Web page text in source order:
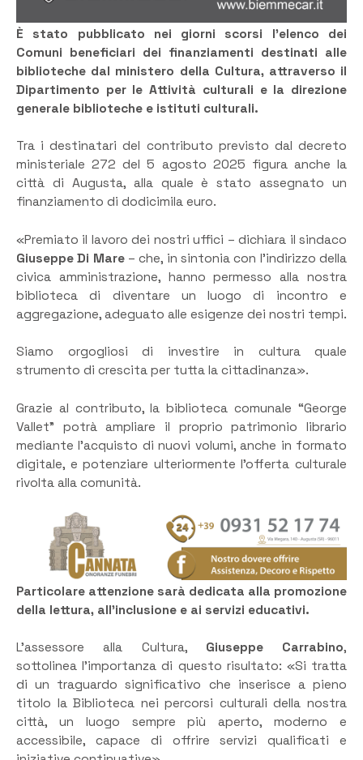
È stato pubblicato nei giorni scorsi l’elenco dei
Comuni beneficiari dei finanziamenti destinati alle
biblioteche dal ministero della Cultura, attraverso il
Dipartimento per le Attività culturali e la direzione
generale biblioteche e istituti culturali.
Tra i destinatari del contributo previsto dal decreto
ministeriale 272 del 5 agosto 2025 figura anche la
città di Augusta, alla quale è stato assegnato un
finanziamento di dodicimila euro.
«Premiato il lavoro dei nostri uffici – dichiara il sindaco
Giuseppe Di Mare– che, in sintonia con l’indirizzo della
civica amministrazione, hanno permesso alla nostra
biblioteca di diventare un luogo di incontro e
aggregazione, adeguato alle esigenze dei nostri tempi.
Siamo orgogliosi di investire in cultura quale
strumento di crescita per tutta la cittadinanza».
Grazie al contributo, la biblioteca comunale “George
Vallet” potrà ampliare il proprio patrimonio librario
mediante l’acquisto di nuovi volumi, anche in formato
digitale, e potenziare ulteriormente l’offerta culturale
rivolta alla comunità.
Particolare attenzione sarà dedicata alla promozione
della lettura, all’inclusione e ai servizi educativi.
L’assessore alla Cultura, Giuseppe Carrabino,
sottolinea l’importanza di questo risultato: «Si tratta
di un traguardo significativo che inserisce a pieno
titolo la Biblioteca nei percorsi culturali della nostra
città, un luogo sempre più aperto, moderno e
accessibile, capace di offrire servizi qualificati e